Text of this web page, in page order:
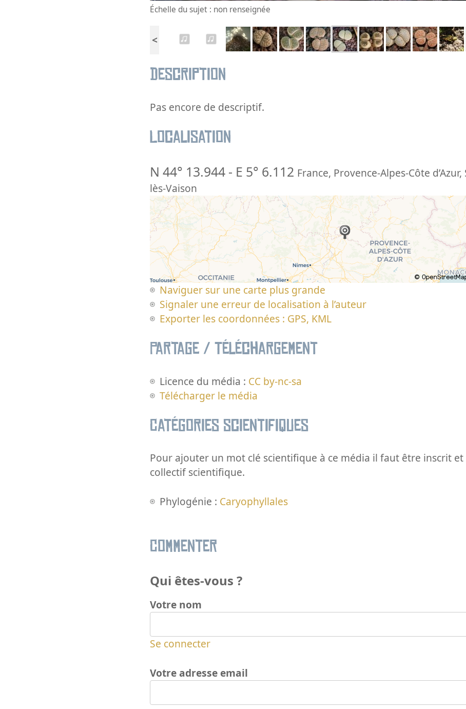
Échelle du sujet : non renseignée
<
Description
Pas encore de descriptif.
Localisation
N 44° 13.944 - E 5° 6.112 France, Provence-Alpes-Côte d’Azur,
lès-Vaison
Naviguer sur une carte plus grande
Signaler une erreur de localisation à l’auteur
Exporter les coordonnées : GPS, KML
Partage / Téléchargement
Licence du média : CC by-nc-sa
Télécharger le média
Catégories scientifiques
Pour ajouter un mot clé scientifique à ce média il faut être inscrit
collectif scientifique.
Phylogénie : Caryophyllales
Commenter
Qui êtes-vous ?
Votre nom
Se connecter
Votre adresse email